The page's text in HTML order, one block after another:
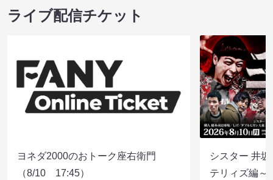
ライブ配信チケット
ヨネダ2000のおトーク座右衛門
（8/10 17:45）
シスター 井
テリィズ編